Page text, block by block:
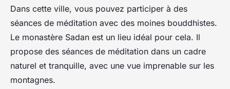
Dans cette ville, vous pouvez participer à des
séances de méditation avec des moines bouddhistes.
Le monastère Sadan est un lieu idéal pour cela. Il
propose des séances de méditation dans un cadre
naturel et tranquille, avec une vue imprenable sur les
montagnes.